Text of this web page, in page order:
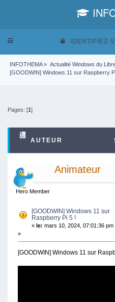
Toggle
IDENTIFIEZ-
INFOTHEMA» Actualité Windows du
[GOODWIN] Windows 11 sur Raspberry
Pages: [1]
AUTEUR
WINDOWS 11 SUR
FOIS)
Animateur
Hero Member
[GOODWIN] Windows 11 sur
Raspberry Pi 5 !
«le: mars 10, 2024, 07:01:36 pm
»
[GOODWIN] Windows 11 sur